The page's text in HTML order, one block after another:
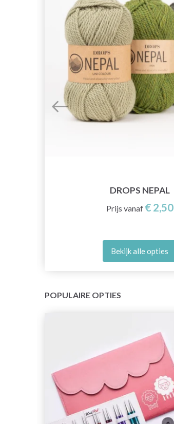
DROPS NEPAL
Prijs vanaf € 2,50
Bekijk alle opties
POPULAIRE OPTIES